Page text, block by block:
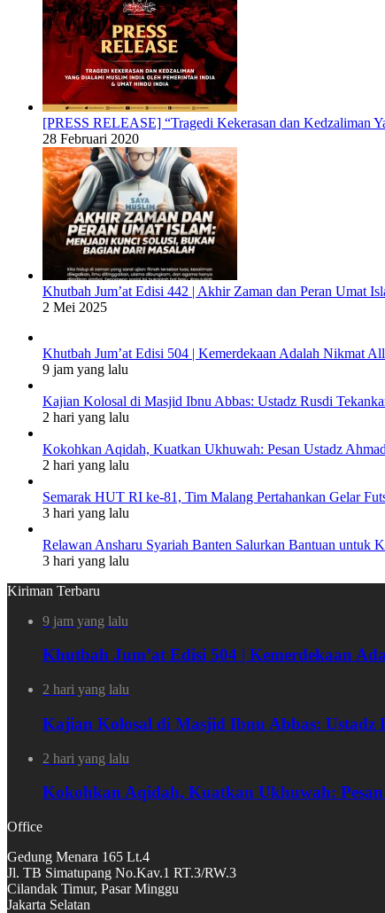
[PRESS RELEASE] “Tragedi Kekerasan dan Kedzaliman
28 Februari 2020
Khutbah Jum’at Edisi 442 | Akhir Zaman dan Peran Umat
2 Mei 2025
Khutbah Jum’at Edisi 504 | Kemerdekaan Adalah Nikmat
9 jam yang lalu
Kajian Kolosal di Masjid Ibnu Abbas: Ustadz Rusdi
2 hari yang lalu
Kokohkan Aqidah, Kuatkan Ukhuwah: Pesan Ustadz
2 hari yang lalu
Semarak HUT RI ke-81, Tim Malang Pertahankan Gelar
3 hari yang lalu
Relawan Ansharu Syariah Banten Salurkan Bantuan untuk
3 hari yang lalu
Kiriman Terbaru
9 jam yang lalu
Khutbah Jum’at Edisi 504 | Kemerdekaan
2 hari yang lalu
Kajian Kolosal di Masjid Ibnu Abbas: Ustadz
2 hari yang lalu
Kokohkan Aqidah, Kuatkan Ukhuwah:
Office
Gedung Menara 165 Lt.4
Jl. TB Simatupang No.Kav.1 RT.3/RW.3
Cilandak Timur, Pasar Minggu
Jakarta Selatan